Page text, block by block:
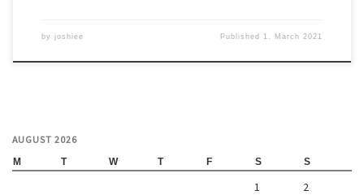
by joshiee Published 1. March 2021
AUGUST 2026
M T W T F S S
1 2